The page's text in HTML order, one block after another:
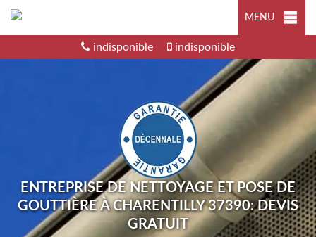
MENU
indisponible indisponible
ENTREPRISE DE NETTOYAGE ET POSE DE
GOUTTIÈRE À CHARENTILLY 37390: DEVIS
GRATUIT